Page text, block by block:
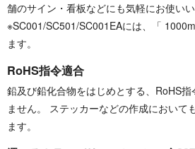
舗のサイン・看板などにも気軽にお使いい
※SC001/SC501/SC001EAには、「
ます。
RoHS指令適合
鉛及び鉛化合物をはじめとする、RoHS
ません。 ステッカーなどの作成において
ます。